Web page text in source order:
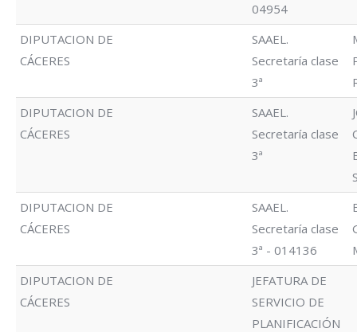
04954
DIPUTACION DE
CÁCERES
SAAEL.
Secretaría clase
3ª
DIPUTACION DE
CÁCERES
SAAEL.
Secretaría clase
3ª
DIPUTACION DE
CÁCERES
SAAEL.
Secretaría clase
3ª - 014136
DIPUTACION DE
CÁCERES
JEFATURA DE
SERVICIO DE
PLANIFICACIÓN